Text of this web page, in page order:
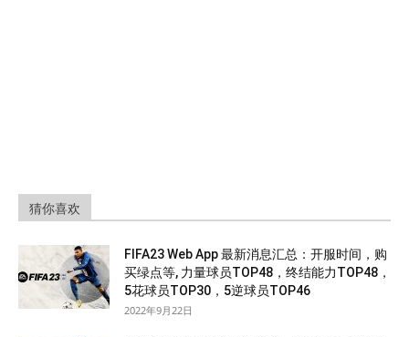
猜你喜欢
FIFA23 Web App 最新消息汇总：开服时间，购
买绿点等, 力量球员TOP48，终结能力TOP48，
5花球员TOP30，5逆球员TOP46
2022年9月22日